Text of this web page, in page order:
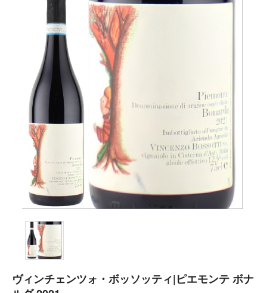
ヴィンチェンツォ・ボッソッティ|ピエモンテ ボナ